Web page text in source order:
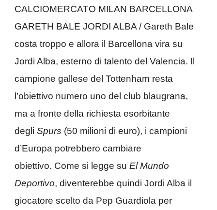
CALCIOMERCATO MILAN BARCELLONA
GARETH BALE JORDI ALBA / Gareth Bale
costa troppo e allora il Barcellona vira su
Jordi Alba, esterno di talento del Valencia. Il
campione gallese del Tottenham resta
l’obiettivo numero uno del club blaugrana,
ma a fronte della richiesta esorbitante
degli Spurs (50 milioni di euro), i campioni
d’Europa potrebbero cambiare
obiettivo. Come si legge su El Mundo
Deportivo, diventerebbe quindi Jordi Alba il
giocatore scelto da Pep Guardiola per